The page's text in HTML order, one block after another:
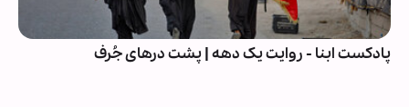
پادکست ابنا - روایت یک دهه | پشت درهای جُرف